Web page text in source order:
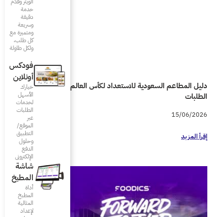
خيارك
شاشة
أداة
المطبخ
المثالية
لإعداد
دليل المطاعم السعودية للاستعداد لكأس العالم 2026 واحتواء زيادة